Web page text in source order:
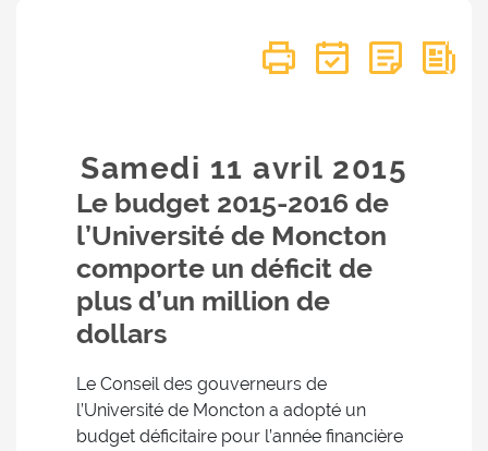
Samedi 11 avril 2015
Le budget 2015-2016 de
l’Université de Moncton
comporte un déficit de
plus d’un million de
dollars
Le Conseil des gouverneurs de
l’Université de Moncton a adopté un
budget déficitaire pour l’année financière